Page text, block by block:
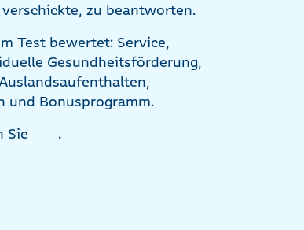
zu beantworten.
Test bewertet: Service,
Gesundheitsförderung,
und Bonusprogramm.
Sie
.